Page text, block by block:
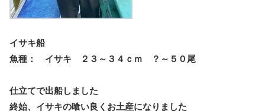
イサキ船
魚種： イサキ ２３～３４ｃｍ ？～５０尾
仕立てで出船しました
終始、イサキの喰い良くお土産になりました